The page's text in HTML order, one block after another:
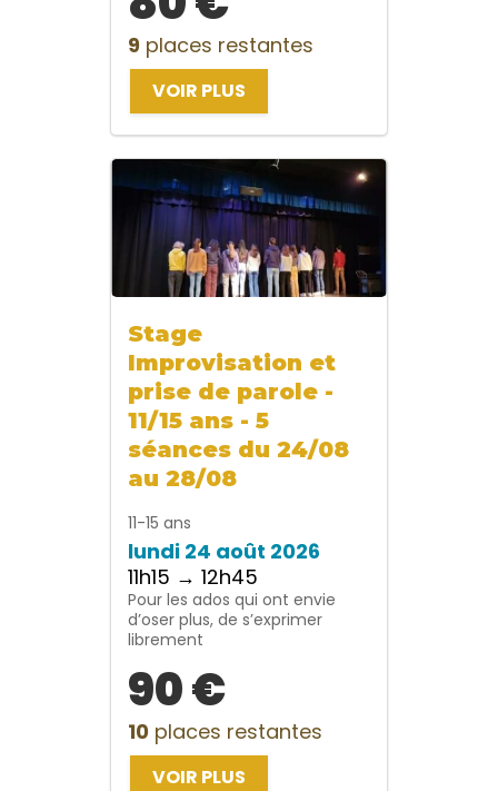
9 places restantes
VOIR PLUS
Stage
Improvisation et
prise de parole -
11/15 ans - 5
séances du 24/08
au 28/08
11-15 ans
lundi 24 août 2026
11h15 → 12h45
Pour les ados qui ont envie
d’oser plus, de s’exprimer
librement
90 €
10 places restantes
VOIR PLUS